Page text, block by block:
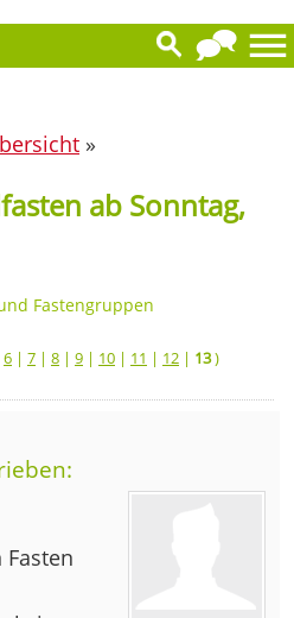
»
ab Sonntag,
Fastengruppen
6 | 7 | 8 | 9 | 10 | 11 | 12 | 13)